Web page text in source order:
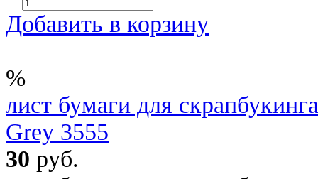
Добавить в корзину
%
лист бумаги для
Grey 3555
30 руб.